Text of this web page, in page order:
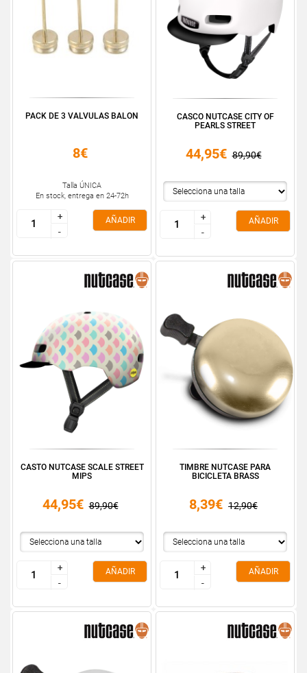
PACK DE 3 VALVULAS BALON
8€
Talla ÚNICA
En stock, entrega en 24-72h
+
-
+
-
AÑADIR
CASCO NUTCASE CITY OF
PEARLS STREET
44,95€ 89,90€
+
-
+
-
AÑADIR
CASTO NUTCASE SCALE STREET
MIPS
44,95€ 89,90€
+
-
+
-
AÑADIR
TIMBRE NUTCASE PARA
BICICLETA BRASS
8,39€ 12,90€
+
-
+
-
AÑADIR